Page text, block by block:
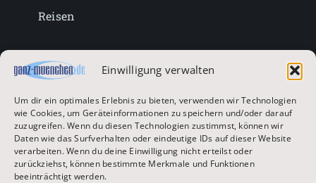
Einwilligung verwalten
Um dir ein optimales Erlebnis zu bieten, verwenden wir Technologien
wie Cookies, um Geräteinformationen zu speichern und/oder darauf
zuzugreifen. Wenn du diesen Technologien zustimmst, können wir
Daten wie das Surfverhalten oder eindeutige IDs auf dieser Website
verarbeiten. Wenn du deine Einwilligung nicht erteilst oder
zurückziehst, können bestimmte Merkmale und Funktionen
beeinträchtigt werden.
Reisen
Lifestyle
Entertainment
Oktoberfest & Volksfeste